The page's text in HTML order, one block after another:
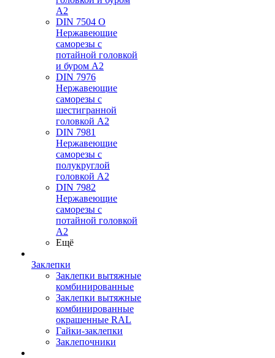
А2
DIN 7504 O
Нержавеющие
саморезы с
потайной головкой
и буром А2
DIN 7976
Нержавеющие
саморезы с
шестигранной
головкой А2
DIN 7981
Нержавеющие
саморезы с
полукруглой
головкой А2
DIN 7982
Нержавеющие
саморезы с
потайной головкой
А2
Ещё
Заклепки
Заклепки вытяжные
комбинированные
Заклепки вытяжные
комбинированные
окрашенные RAL
Гайки-заклепки
Заклепочники